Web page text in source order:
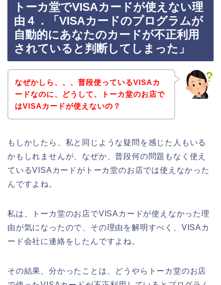
トーカ堂でVISAカードが使えない理
由４．「VISAカードのプログラムが
自動的にあなたのカードが不正利用
されていると判断してしまった」
なぜかしら、、、普段使っているVISAカ
ードなのに、どうして、トーカ堂のお店で
はVISAカードが使えないの？
もしかしたら、私と同じような疑問を感じた人もいる
かもしれませんが、なぜか、普段何の問題もなく使え
ているVISAカードがトーカ堂のお店では使えなかった
んですよね。
私は、トーカ堂のお店でVISAカードが使えなかった理
由が気になったので、その理由を解明すべく、VISAカ
ード会社に連絡をしたんですよね。
その結果、分かったことは、どうやらトーカ堂のお店